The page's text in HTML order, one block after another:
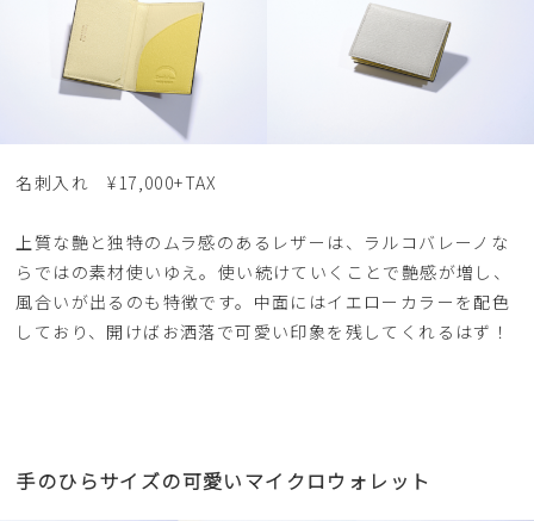
名刺入れ ¥17,000+TAX
上質な艶と独特のムラ感のあるレザーは、ラルコバレーノな
らではの素材使いゆえ。使い続けていくことで艶感が増し、
風合いが出るのも特徴です。中面にはイエローカラーを配色
しており、開けばお洒落で可愛い印象を残してくれるはず！
手のひらサイズの可愛いマイクロウォレット